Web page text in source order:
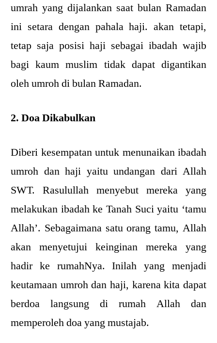
umrah yang dijalankan saat bulan Ramadan
ini setara dengan pahala haji. akan tetapi,
tetap saja posisi haji sebagai ibadah wajib
bagi kaum muslim tidak dapat digantikan
oleh umroh di bulan Ramadan.
2. Doa Dikabulkan
Diberi kesempatan untuk menunaikan ibadah
umroh dan haji yaitu undangan dari Allah
SWT. Rasulullah menyebut mereka yang
melakukan ibadah ke Tanah Suci yaitu ‘tamu
Allah’. Sebagaimana satu orang tamu, Allah
akan menyetujui keinginan mereka yang
hadir ke rumahNya. Inilah yang menjadi
keutamaan umroh dan haji, karena kita dapat
berdoa langsung di rumah Allah dan
memperoleh doa yang mustajab.